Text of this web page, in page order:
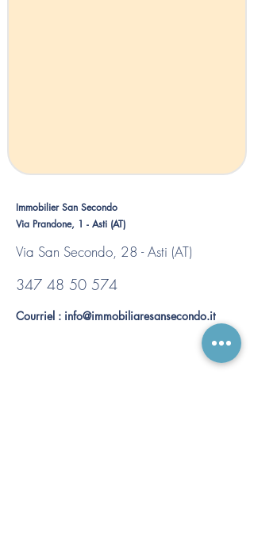
Immobilier San Secondo
Via Prandone, 1 - Asti (AT)
Via San Secondo, 28 - Asti (AT)
347 48 50 574
Courriel : info@immobiliaresansecondo.it